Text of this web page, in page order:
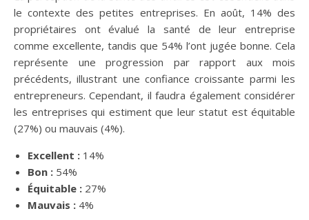
le contexte des petites entreprises. En août, 14% des
propriétaires ont évalué la santé de leur entreprise
comme excellente, tandis que 54% l’ont jugée bonne. Cela
représente une progression par rapport aux mois
précédents, illustrant une confiance croissante parmi les
entrepreneurs. Cependant, il faudra également considérer
les entreprises qui estiment que leur statut est équitable
(27%) ou mauvais (4%).
Excellent : 14%
Bon : 54%
Équitable : 27%
Mauvais : 4%